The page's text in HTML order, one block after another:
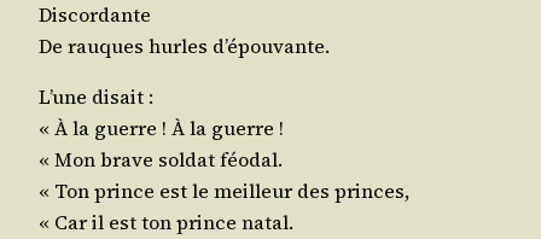
Discordante
De rauques hurles d’épouvante.
L’une disait :
« À la guerre ! À la guerre !
« Mon brave sol­dat féodal.
« Ton prince est le meilleur des princes,
« Car il est ton prince natal.